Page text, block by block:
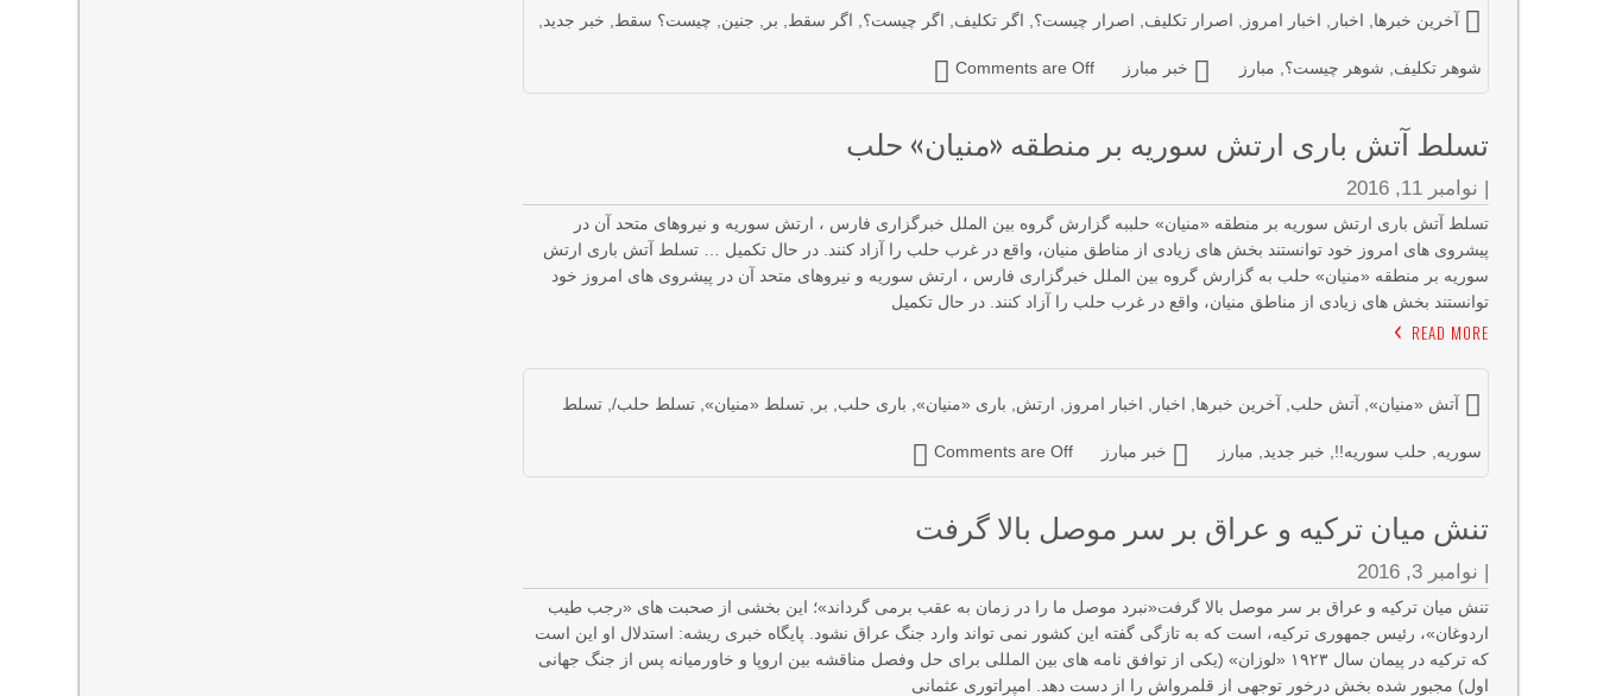
آخرین خبرها اخبار اخبار امروز اصرار تکلیف اصرار چیست؟ اگر تکلیف اگر چیست؟ اگر سقط بر جنین چیست؟ سقط خبر جدید
شوهر تکلیف شوهر چیست؟ مبارز خبر مبارز Comments are Off
تسلط آتش باری ارتش سوریه بر منطقه «منیان» حلب
| نوامبر 11, 2016
تسلط آتش باری ارتش سوریه بر منطقه «منیان» حلببه گزارش گروه بین الملل خبرگزاری فارس ، ارتش سوریه و نیروهای متحد آن در
پیشروی های امروز خود توانستند بخش های زیادی از مناطق منیان، واقع در غرب حلب را آزاد کنند. در حال تکمیل … تسلط آتش باری ارتش
سوریه بر منطقه «منیان» حلب به گزارش گروه بین الملل خبرگزاری فارس ، ارتش سوریه و نیروهای متحد آن در پیشروی های امروز خود
توانستند بخش های زیادی از مناطق منیان، واقع در غرب حلب را آزاد کنند. در حال تکمیل
READ MORE
آتش «منیان» آتش حلب آخرین خبرها اخبار اخبار امروز ارتش باری «منیان» باری حلب بر ,تسلط «منیان» ,تسلط حلب/ ,تسلط
سوریه حلب سوریه!! خبر جدید مبارز خبر مبارز Comments are Off
تنش میان ترکیه و عراق بر سر موصل بالا گرفت
| نوامبر 3, 2016
تنش میان ترکیه و عراق بر سر موصل بالا گرفت«نبرد موصل ما را در زمان به عقب برمی گرداند»؛ این بخشی از صحبت های «رجب طیب
اردوغان»، رئیس جمهوری ترکیه، است که به تازگی گفته این کشور نمی تواند وارد جنگ عراق نشود. پایگاه خبری ریشه: استدلال او این است
که ترکیه در پیمان سال ١٩٢٣ «لوزان» (یکی از توافق نامه های بین المللی برای حل وفصل مناقشه بین اروپا و خاورمیانه پس از جنگ جهانی
اول) مجبور شده بخش درخور توجهی از قلمرواش را از دست دهد. امپراتوری عثمانی